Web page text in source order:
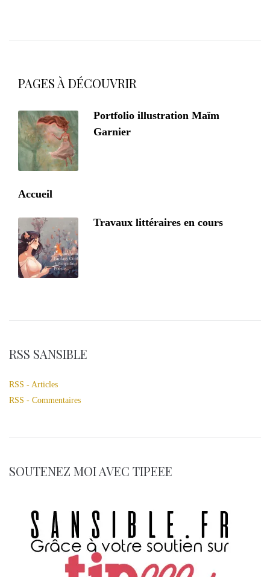
PAGES À DÉCOUVRIR
Portfolio illustration Maïm
Garnier
Accueil
Travaux littéraires en cours
RSS SANSIBLE
RSS - Articles
RSS - Commentaires
SOUTENEZ MOI AVEC TIPEEE